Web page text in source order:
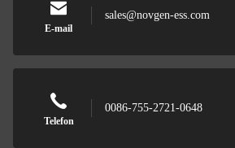
E-mail
sales@novgen-ess.com
Telefon
0086-755-2721-0648